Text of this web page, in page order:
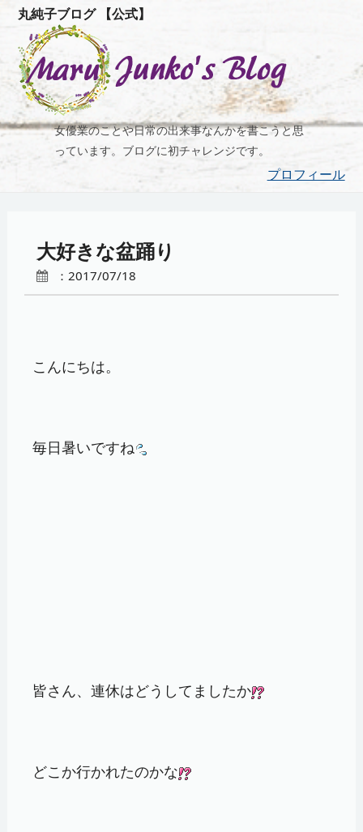
丸純子ブログ 【公式】
女優業のことや日常の出来事なんかを書こうと思
っています。ブログに初チャレンジです。
プロフィール
大好きな盆踊り
：2017/07/18
こんにちは。
毎日暑いですね
皆さん、連休はどうしてましたか
どこか行かれたのかな